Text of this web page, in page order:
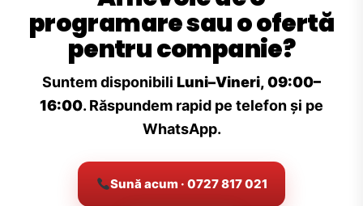
programare sau o ofertă
pentru companie?
Suntem disponibili Luni–Vineri, 09:00–
16:00. Răspundem rapid pe telefon și pe
WhatsApp.
Sună acum · 0727 817 021